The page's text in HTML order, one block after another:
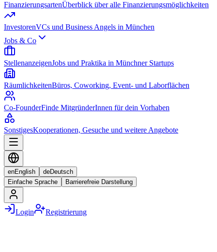
FinanzierungsartenÜberblick über alle Finanzierungsmöglichkeiten
InvestorenVCs und Business Angels in München
Jobs & Co
StellenanzeigenJobs und Praktika in Münchner Startups
RäumlichkeitenBüros, Coworking, Event- und Laborflächen
Co-FounderFinde MitgründerInnen für dein Vorhaben
SonstigesKooperationen, Gesuche und weitere Angebote
enEnglish deDeutsch
Einfache Sprache
Barrierefreie Darstellung
Login Registrierung